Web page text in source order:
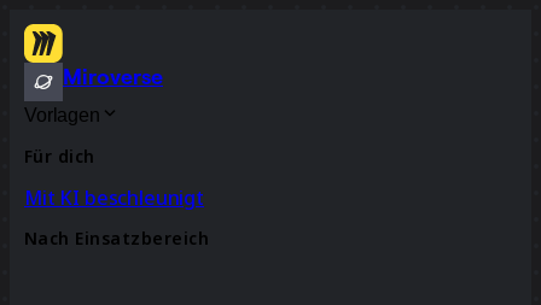
Miroverse
Vorlagen
Für dich
Mit KI beschleunigt
Nach Einsatzbereich